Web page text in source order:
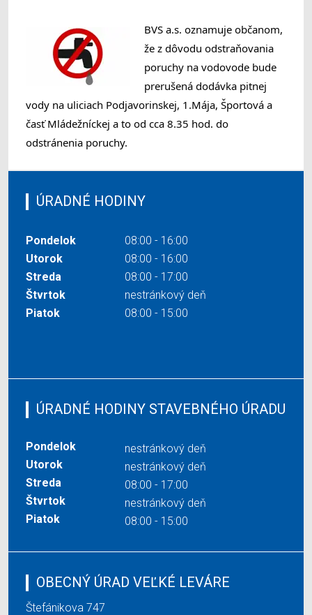
BVS a.s. oznamuje občanom,
že z dôvodu odstraňovania
poruchy na vodovode bude
prerušená dodávka pitnej
vody na uliciach Podjavorinskej, 1.Mája, Športová a
časť Mládežníckej a to od cca 8.35 hod. do
odstránenia poruchy.
ÚRADNÉ HODINY
Pondelok
08:00 - 16:00
Utorok
08:00 - 16:00
Streda
08:00 - 17:00
Štvrtok
nestránkový deň
Piatok
08:00 - 15:00
ÚRADNÉ HODINY STAVEBNÉHO ÚRADU
Pondelok
nestránkový deň
Utorok
nestránkový deň
Streda
08:00 - 17:00
Štvrtok
nestránkový deň
Piatok
08:00 - 15:00
OBECNÝ ÚRAD VEĽKÉ LEVÁRE
Štefánikova 747